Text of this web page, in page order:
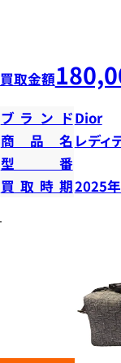
買取金額
ブランドDior
商品名 レディ
型番
買取時期2025